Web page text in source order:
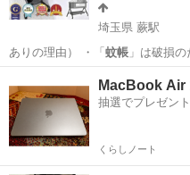
埼玉県 蕨駅
ありの理由） ・「 蚊帳」は破損の
なしの中古品である…
ベ
MacBook
抽選でプレゼン
くらしノート